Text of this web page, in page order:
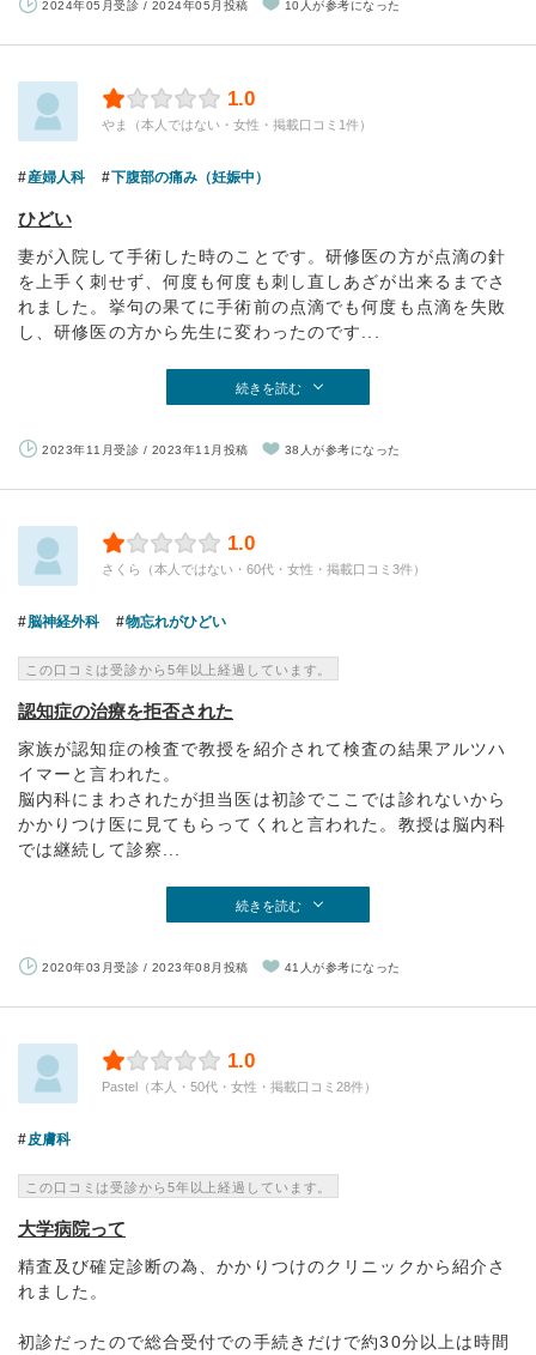
2024年05月受診 / 2024年05月投稿 10人が参考になった
1.0
やま（本人ではない・女性・掲載口コミ1件）
産婦人科 下腹部の痛み（妊娠中）
ひどい
妻が入院して手術した時のことです。研修医の方が点滴の針
を上手く刺せず、何度も何度も刺し直しあざが出来るまでさ
れました。挙句の果てに手術前の点滴でも何度も点滴を失敗
し、研修医の方から先生に変わったのです...
続きを読む
2023年11月受診 / 2023年11月投稿 38人が参考になった
1.0
さくら（本人ではない・60代・女性・掲載口コミ3件）
脳神経外科 物忘れがひどい
この口コミは受診から5年以上経過しています。
認知症の治療を拒否された
家族が認知症の検査で教授を紹介されて検査の結果アルツハ
イマーと言われた。
脳内科にまわされたが担当医は初診でここでは診れないから
かかりつけ医に見てもらってくれと言われた。教授は脳内科
では継続して診察...
続きを読む
2020年03月受診 / 2023年08月投稿 41人が参考になった
1.0
Pastel（本人・50代・女性・掲載口コミ28件）
皮膚科
この口コミは受診から5年以上経過しています。
大学病院って
精査及び確定診断の為、かかりつけのクリニックから紹介さ
れました。
初診だったので総合受付での手続きだけで約30分以上は時間